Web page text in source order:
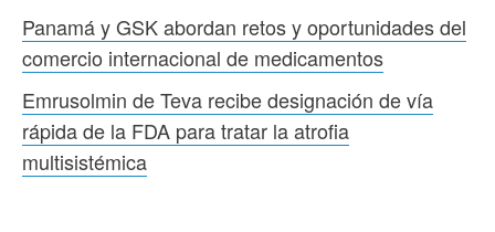
Panamá y GSK abordan retos y oportunidades del
comercio internacional de medicamentos
Emrusolmin de Teva recibe designación de vía
rápida de la FDA para tratar la atrofia
multisistémica